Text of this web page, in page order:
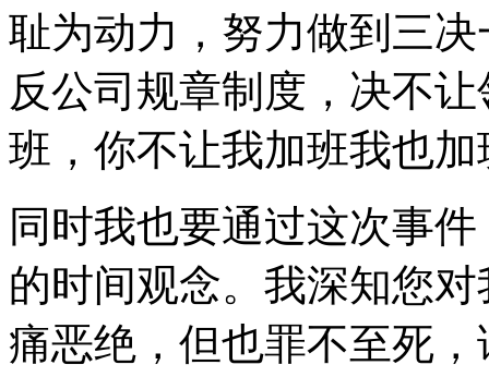
耻为动力，努力做到三
反公司规章制度，决不
班，你不让我加班我也加
同时我也要通过这次事
的时间观念。我深知您
痛恶绝，但也罪不至死